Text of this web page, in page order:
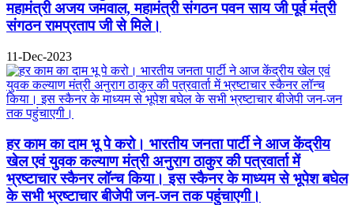
महामंत्री अजय जमवाल, महामंत्री संगठन पवन साय जी पूर्व मंत्री
संगठन रामप्रताप जी से मिले।
11-Dec-2023
हर काम का दाम भू पे करो। भारतीय जनता पार्टी ने आज केंद्रीय
खेल एवं युवक कल्याण मंत्री अनुराग ठाकुर की पत्रवार्ता में
भ्रष्टाचार स्कैनर लॉन्च किया। इस स्कैनर के माध्यम से भूपेश बघेल
के सभी भ्रष्टाचार बीजेपी जन-जन तक पहुंचाएगी।